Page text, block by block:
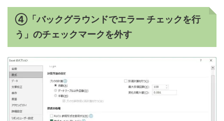
④「バックグラウンドでエラー チェックを行
う」のチェックマークを外す